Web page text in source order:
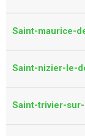
Saint-maurice-
Saint-nizier-le-
Saint-trivier-sur-